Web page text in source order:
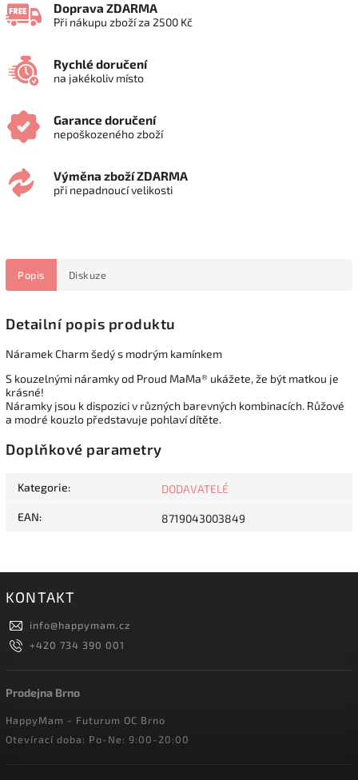
Doprava ZDARMA
Při nákupu zboží za 2500 Kč
Rychlé doručení
na jakékoliv místo
Garance doručení
nepoškozeného zboží
Výměna zboží ZDARMA
při nepadnoucí velikosti
Popis Diskuze
Detailní popis produktu
Náramek Charm šedý s modrým kamínkem
S kouzelnými náramky od Proud MaMa® ukážete, že být matkou je
krásné!
Náramky jsou k dispozici v různých barevných kombinacích. Růžové
a modré kouzlo představuje pohlaví dítěte.
Doplňkové parametry
Kategorie: DODAVATELÉ
EAN: 8719043003849
KONTAKT
info@happymam.cz
+420 734 390 001
Prodejna Brno
HappyMam - Futurum OC Brno
Otevírací doba: Po-Ne: 9:00-20:00